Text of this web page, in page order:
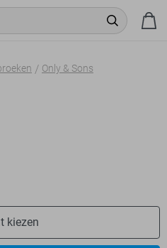
Only & Sons
kiezen